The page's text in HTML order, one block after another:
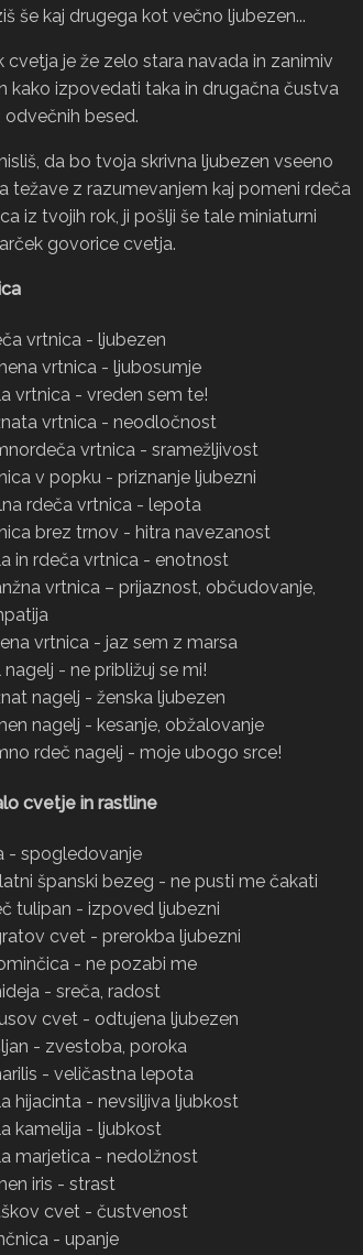
še kaj drugega kot večno ljubezen...
cvetja je že zelo stara navada in zanimiv
kako izpovedati taka in drugačna čustva
odvečnih besed.
da bo tvoja skrivna ljubezen vseeno
težave z razumevanjem kaj pomeni rdeča
iz tvojih rok, ji pošlji še tale miniaturni
govorice cvetja.
vrtnica - ljubezen
vrtnica - ljubosumje
vrtnica - vreden sem te!
vrtnica - neodločnost
vrtnica - sramežljivost
v popku - priznanje ljubezni
rdeča vrtnica - lepota
brez trnov - hitra navezanost
in rdeča vrtnica - enotnost
vrtnica – prijaznost, občudovanje,
vrtnica - jaz sem z marsa
nagelj - ne približuj se mi!
nagelj - ženska ljubezen
nagelj - kesanje, obžalovanje
rdeč nagelj - moje ubogo srce!
cvetje in rastline
- spogledovanje
španski bezeg - ne pusti me čakati
tulipan - izpoved ljubezni
cvet - prerokba ljubezni
- ne pozabi me
- sreča, radost
cvet - odtujena ljubezen
- zvestoba, poroka
- veličastna lepota
hijacinta - nevsiljiva ljubkost
kamelija - ljubkost
marjetica - nedolžnost
iris - strast
cvet - čustvenost
- upanje